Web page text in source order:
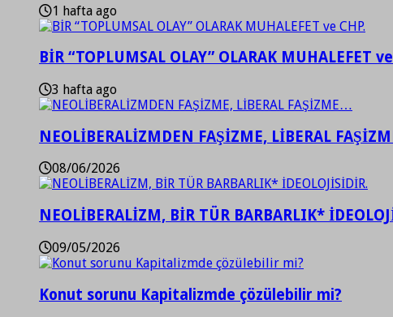
1 hafta ago
BİR “TOPLUMSAL OLAY” OLARAK MUHALEFET
3 hafta ago
NEOLİBERALİZMDEN FAŞİZME, LİBERAL
08/06/2026
NEOLİBERALİZM, BİR TÜR BARBARLIK*
09/05/2026
Konut sorunu Kapitalizmde çözülebilir mi?